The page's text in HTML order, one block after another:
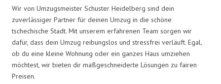
Wir von Umzugsmeister Schuster Heidelberg sind dein
zuverlässiger Partner für deinen Umzug in die schöne
tschechische Stadt. Mit unserem erfahrenen Team sorgen wir
dafür, dass dein Umzug reibungslos und stressfrei verläuft. Egal,
ob du eine kleine Wohnung oder ein ganzes Haus umziehen
möchtest, wir bieten dir maßgeschneiderte Lösungen zu fairen
Preisen.